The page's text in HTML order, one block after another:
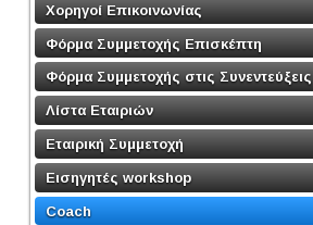
Χορηγοί Επικοινωνίας
Φόρμα Συμμετοχής Επισκέπτη
Φόρμα Συμμετοχής στις Συνεντεύξεις
Λίστα Εταιριών
Εταιρική Συμμετοχή
Εισηγητές workshop
Coach